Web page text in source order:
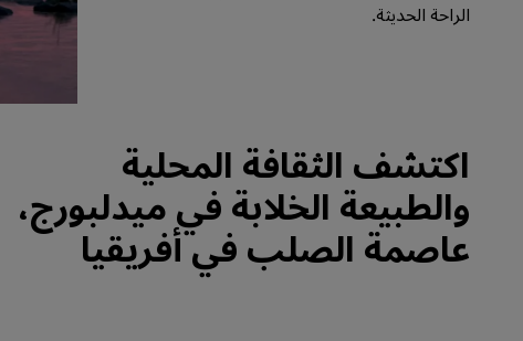
الراحة الحديثة.
اكتشف الثقافة المحلية
والطبيعة الخلابة في ميدلبورج،
عاصمة الصلب في أفريقيا